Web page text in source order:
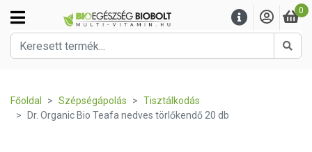
0
Főoldal Szépségápolás
Tisztálkodás
Dr. Organic Bio Teafa nedves törlőkendő 20 db